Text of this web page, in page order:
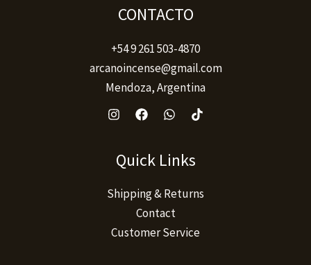
CONTACTO
+54 9 261 503-4870
arcanoincense@gmail.com
Mendoza, Argentina
Quick Links
Shipping & Returns
Contact
Customer Service